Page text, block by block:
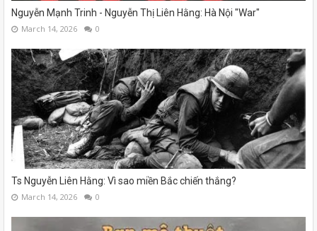
Nguyễn Mạnh Trinh - Nguyễn Thị Liên Hằng: Hà Nội "War"
March 14, 2026 0
Ts Nguyễn Liên Hằng: Vì sao miền Bắc chiến thắng?
March 14, 2026 0